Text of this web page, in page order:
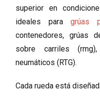
superior en
ideales paragrúas
contenedores, grúas
sobre carriles
neumáticos (RTG).
Cada rueda está